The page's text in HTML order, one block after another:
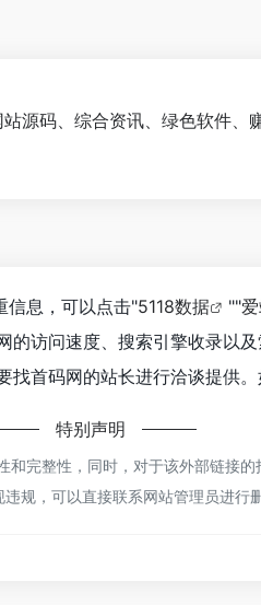
源码、综合资讯、绿色软件、
信息，可以点击"5118数据 ""
访问速度、搜索引擎收录以
首码网的站长进行洽谈提供。
特别声明
完整性，同时，对于该外部链接
规，可以直接联系网站管理员进行